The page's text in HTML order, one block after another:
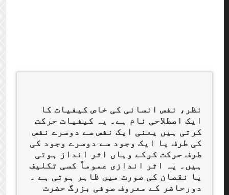
نظر، نفس انسانی کی خاص کیفیات کا
ایک اصطلاحی نام ہے۔ یہ کیفیات حرکت
کرتی ہیں یعنی ایک نفس سے دوسرے نفس
کی طرف یا ایک وجود سے دوسرے وجود کی
طرف حرکت کرکے وہاں اثر انداز ہوتی
ہیں۔ یہ اثر اندازی عموماً کسی تکلیف
یا نقصان کی صورت میں ظاہر ہوتی ہے ۔
دورحاضر کے معروف صوفی بزرگ حضرت